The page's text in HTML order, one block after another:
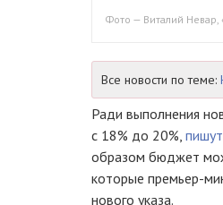
Фото — Виталий
Все новости по теме:
Ради выполнения
с 18% до 20%, пишут
образом бюджет
которые премьер-
нового указа.